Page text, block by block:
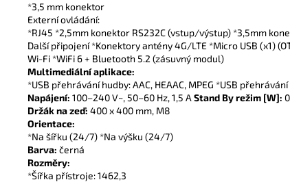
*3,5 mm konektor
Externí ovládání:
*RJ45 *2,5mm konektor RS232C (vstup/výstup) *3,5mm
Další připojení *Konektory antény 4G/LTE *Micro USB (x1)
Wi-Fi *WiFi 6 + Bluetooth 5.2 (zásuvný modul)
Multimediální aplikace:
*USB přehrávání hudby: AAC, HEAAC, MPEG *USB
Napájení: 100–240 V~, 50–60 Hz, 1,5 A Stand By režim [W]:
Držák na zeď: 400 x 400 mm, M8
Orientace:
*Na šířku (24/7) *Na výšku (24/7)
Barva: černá
Rozměry:
*Šířka přístroje: 1462,3